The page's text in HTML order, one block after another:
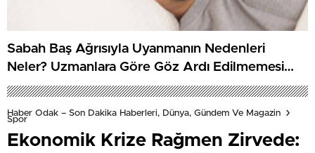
Sabah Baş Ağrısıyla Uyanmanın Nedenleri
Neler? Uzmanlara Göre Göz Ardı Edilmemesi
Gereken İşaretler
Haber Odak – Son Dakika Haberleri, Dünya, Gündem Ve Magazin
Spor
Ekonomik Krize Rağmen Zirvede: